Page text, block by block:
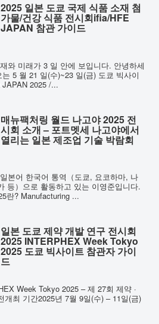
2025 일본 도쿄 국제 식품 소재 첨
가물/건강 식품 전시회ifia/HFE
JAPAN 참관 가이드
와 미래가 3 일 안에 보입니다. 안녕하세
5 월 21 일(수)~23 일(금) 도쿄 빅사이
2025 /...
매뉴팩처링 월드 나고야 2025 전
시회 소개 – 포트멧세 나고야에서
열리는 일본 제조업 기술 박람회
본어 한국어 통역（도쿄, 요코하마, 나
등）으로 활동하고 있는 이영준입니다.
란? Manufacturing ...
일본 도쿄 제약 개발 연구 전시회
2025 INTERPHEX Week Tokyo
2025 도쿄 빅사이트 참관자 가이
드
Week Tokyo 2025 – 제 27회 제약 ·
개최 기간2025년 7월 9일(수) – 11일(금)